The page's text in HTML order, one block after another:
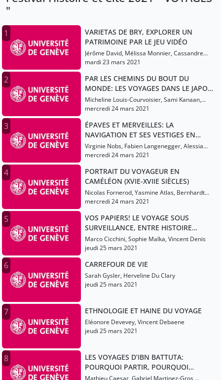
"
1
VARIETAS DE BRY, EXPLORER UN
PATRIMOINE PAR LE JEU VIDÉO
Jérôme David, Mélissa Monnier, Cassandre
Poirier-Simon
mardi 23 mars 2021
2
PAR LES CHEMINS DU BOUT DU
MONDE: LES VOYAGES DANS LE JAPON
D’AUTREFOIS
Micheline Louis-Courvoisier, Sami Kanaan,
Korine Amacher, Pierre-François Souyri,
Baubérot, Sylvana Labeyrie
mercredi 24 mars 2021
3
ÉPAVES ET MERVEILLES: LA
NAVIGATION ET SES VESTIGES EN
MÉDITERRANÉE ANTIQUE
Virginie Nobs, Fabien Langenegger, Alessia
Mistretta
mercredi 24 mars 2021
4
PORTRAIT DU VOYAGEUR EN
CAMÉLÉON (XVIE-XVIIE SIÈCLES)
Nicolas Fornerod, Yasmine Atlas, Bernhardt
Matthieu, Dorine Rouiller
mercredi 24 mars 2021
5
VOS PAPIERS! LE VOYAGE SOUS
SURVEILLANCE, ENTRE HISTOIRE
MATÉRIELLE ET POLITIQUES D’ASILE
Marco Cicchini, Sophie Malka, Vincent Denis
jeudi 25 mars 2021
6 CARREFOUR DE VIE
Sarah Gysler, Herveline Du Clary
jeudi 25 mars 2021
7 ETHNOLOGIE ET HAINE DU VOYAGE
Eléonore Devevey, Vincent Debaene
jeudi 25 mars 2021
8
LES VOYAGES D’IBN BATTUTA:
POURQUOI PARTIR, POURQUOI
RENTRER?